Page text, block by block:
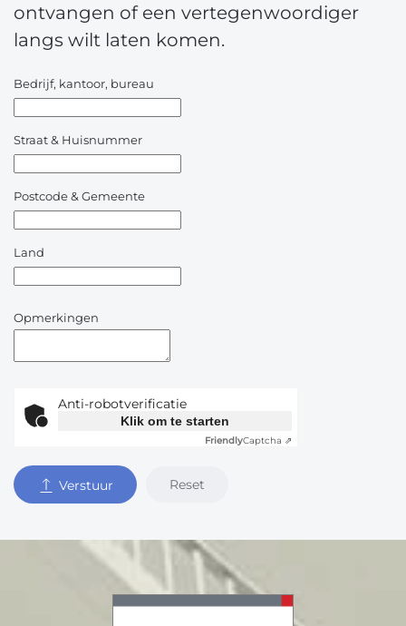
ontvangen of een vertegenwoordiger
langs wilt laten komen.
Bedrijf, kantoor, bureau
Straat & Huisnummer
Postcode & Gemeente
Land
Opmerkingen
Anti-robotverificatie
Klik om te starten
FriendlyCaptcha ⇗
Verstuur Reset